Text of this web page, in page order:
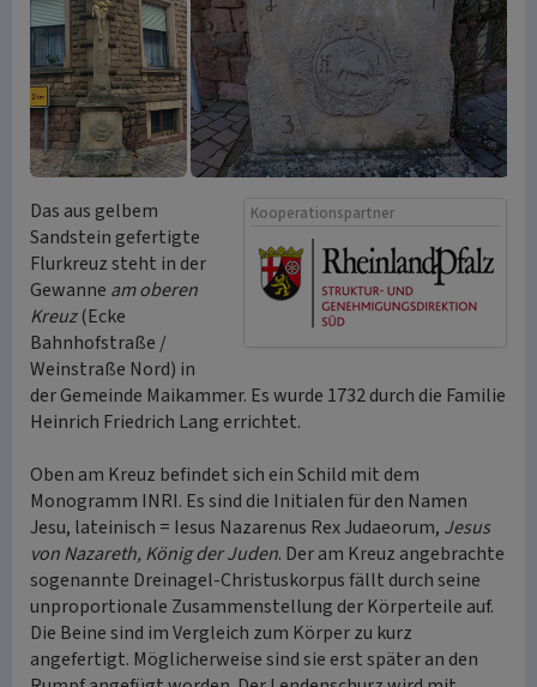
Kooperationspartner
Das aus gelbem
Sandstein gefertigte
Flurkreuz steht in der
Gewanne am oberen
Kreuz(Ecke
Bahnhofstraße /
Weinstraße Nord) in
der Gemeinde Maikammer. Es wurde 1732 durch die Familie
Heinrich Friedrich Lang errichtet.
Oben am Kreuz befindet sich ein Schild mit dem
Monogramm INRI. Es sind die Initialen für den Namen
Jesu, lateinisch = Iesus Nazarenus Rex Judaeorum, Jesus
von Nazareth, König der Juden. Der am Kreuz angebrachte
sogenannte Dreinagel-Christuskorpus fällt durch seine
unproportionale Zusammenstellung der Körperteile auf.
Die Beine sind im Vergleich zum Körper zu kurz
angefertigt. Möglicherweise sind sie erst später an den